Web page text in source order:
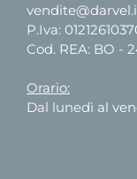
P.Iva:
Cod. REA: BO -
Orario:
Dal lunedì al